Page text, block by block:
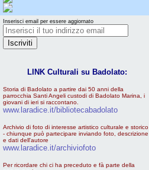
Inserisci email per essere aggiornato
LINK Culturali su Badolato:
Storia di Badolato a partire dai 50 anni della
parrocchia Santi Angeli custodi di Badolato Marina, i
giovani di ieri si raccontano.
www.laradice.it/bibliotecabadolato
Archivio di foto di interesse artistico culturale e storico
- chiunque può partecipare inviando foto, descrizione
e dati dell'autore
www.laradice.it/archiviofoto
Per ricordare chi ci ha preceduto e fà parte della